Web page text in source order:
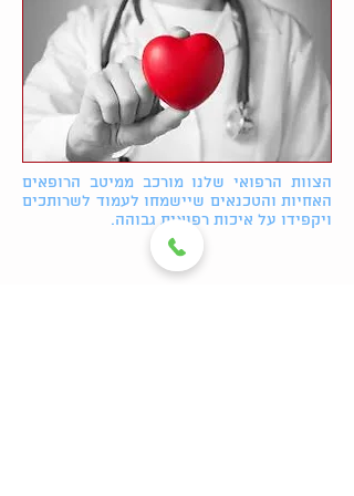
הצוות הרפואי שלנו מורכב ממיטב הרופאים
האחיות והטכנאים שיישמחו לעמוד לשרותכים
ויקפידו על איכות רפואית גבוהה.